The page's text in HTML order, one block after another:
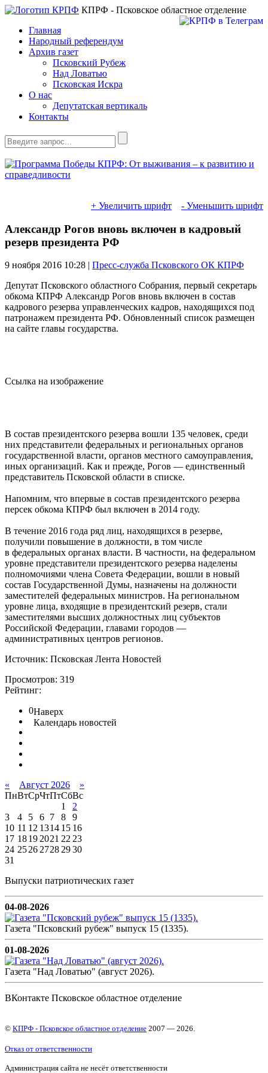
КПРФ - Псковское областное отделение
Главная
Народный референдум
Архив газет
Псковский Рубеж
Над Ловатью
Псковская Искра
О нас
Депутатская вертикаль
Контакты
+ Увеличить шрифт - Уменьшить шрифт
Александр Рогов вновь включен в кадровый
резерв президента РФ
9 ноября 2016 10:28 | Пресс-служба Псковского ОК КПРФ
Депутат Псковского областного Собрания, первый секретарь
обкома КПРФ Александр Рогов вновь включен в состав
кадрового резерва управленческих кадров, находящихся под
патронажем президента РФ. Обновленный список размещен
на сайте главы государства.
Ссылка на изображение
В состав президентского резерва вошли 135 человек, среди
них представители федеральных и региональных органов
государственной власти, органов местного самоуправления,
иных организаций. Как и прежде, Рогов — единственный
представитель Псковской области в списке.
Напомним, что впервые в состав президентского резерва
персек обкома КПРФ был включен в 2014 году.
В течение 2016 года ряд лиц, находящихся в резерве,
получили повышение в должности, в том числе
в федеральных органах власти. В частности, на федеральном
уровне представители президентского резерва наделены
полномочиями члена Совета Федерации, вошли в новый
состав Государственной Думы, назначены на должности
заместителей федеральных министров. На региональном
уровне лица, входящие в президентский резерв, стали
заместителями высших должностных лиц субъектов
Российской Федерации, главами городов —
административных центров регионов.
Источник: Псковская Лента Новостей
Просмотров: 319
Рейтинг:
0Наверх
Календарь новостей
« Август 2026
»
ПнВтСрЧтПтСбВс
1
2
3
4 5 6 7 8
9
10 11 12 1314 15 16
17 18192021 2223
24 252627282930
31
Выпуски патриотических газет
04-08-2026
Газета "Псковский рубеж" выпуск 15 (1335).
01-08-2026
Газета "Над Ловатью" (август 2026).
ВКонтакте Псковское областное отделение
© КПРФ - Псковское областное отделение 2007 — 2026.
Отказ от ответственности
Администрация сайта не несёт ответственности